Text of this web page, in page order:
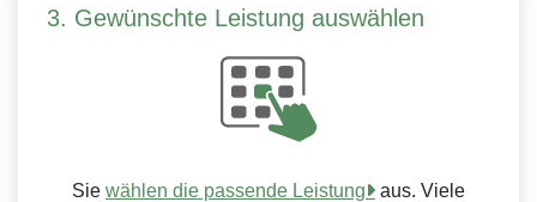
3. Gewünschte Leistung auswählen
Sie wählen die passende Leistung
aus. Viele